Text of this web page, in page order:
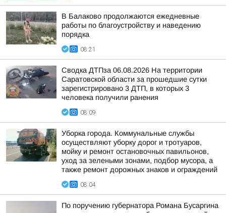
В Балаково продолжаются ежедневные
работы по благоустройству и наведению
порядка
08:21
Сводка ДТПза 06.08.2026 На территории
Саратовской области за прошедшие сутки
зарегистрировано 3 ДТП, в которых 3
человека получили ранения
08:09
Уборка города. Коммунальные службы
осуществляют уборку дорог и тротуаров,
мойку и ремонт остановочных павильонов,
уход за зелеными зонами, подбор мусора, а
также ремонт дорожных знаков и ограждений
08:04
По поручению губернатора Романа Бусаргина